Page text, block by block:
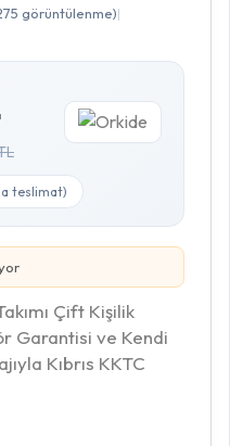
görüntülenme)|
teslimat)
Çift Kişilik
Garantisi ve Kendi
Kıbrıs KKTC